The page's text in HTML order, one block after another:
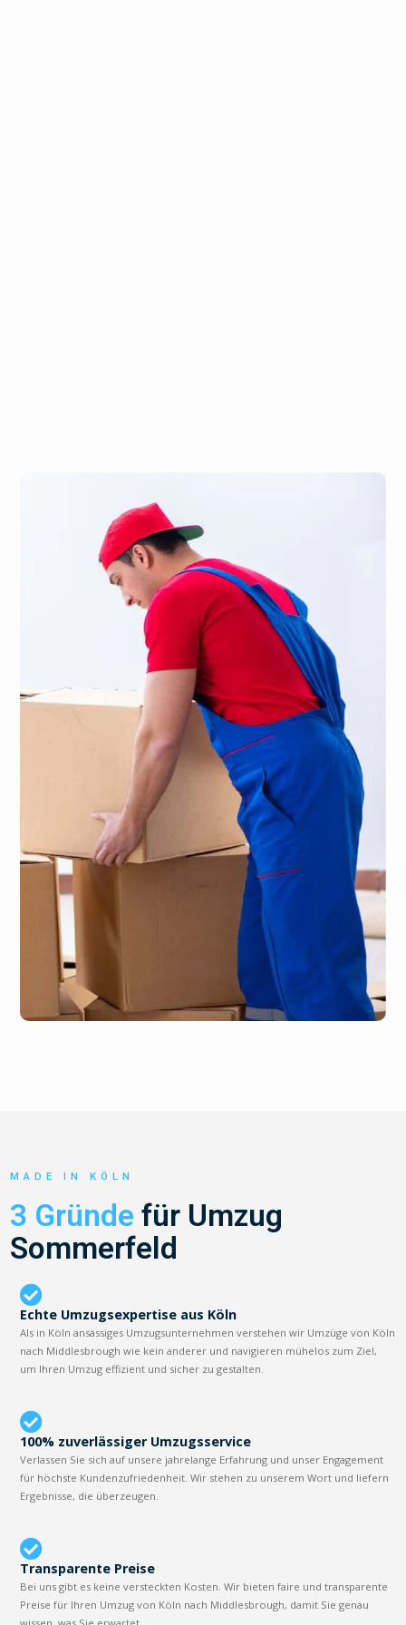
MADE IN KÖLN
3 Gründe für Umzug
Sommerfeld
Echte Umzugsexpertise aus Köln
Als in Köln ansässiges Umzugsunternehmen verstehen wir Umzüge von Köln
nach Middlesbrough wie kein anderer und navigieren mühelos zum Ziel,
um Ihren Umzug effizient und sicher zu gestalten.
100% zuverlässiger Umzugsservice
Verlassen Sie sich auf unsere jahrelange Erfahrung und unser Engagement
für höchste Kundenzufriedenheit. Wir stehen zu unserem Wort und liefern
Ergebnisse, die überzeugen.
Transparente Preise
Bei uns gibt es keine versteckten Kosten. Wir bieten faire und transparente
Preise für Ihren Umzug von Köln nach Middlesbrough, damit Sie genau